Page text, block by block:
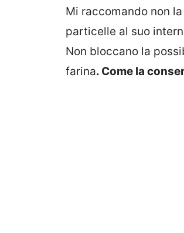
Mi raccomando non
particelle al suo
Non bloccano la
farina. Come la